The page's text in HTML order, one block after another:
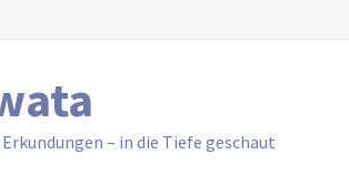
– in die Tiefe geschaut